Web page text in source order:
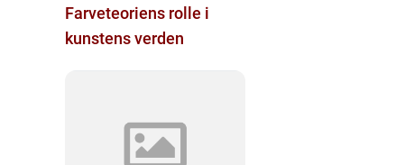
Farveteoriens rolle i
kunstens verden